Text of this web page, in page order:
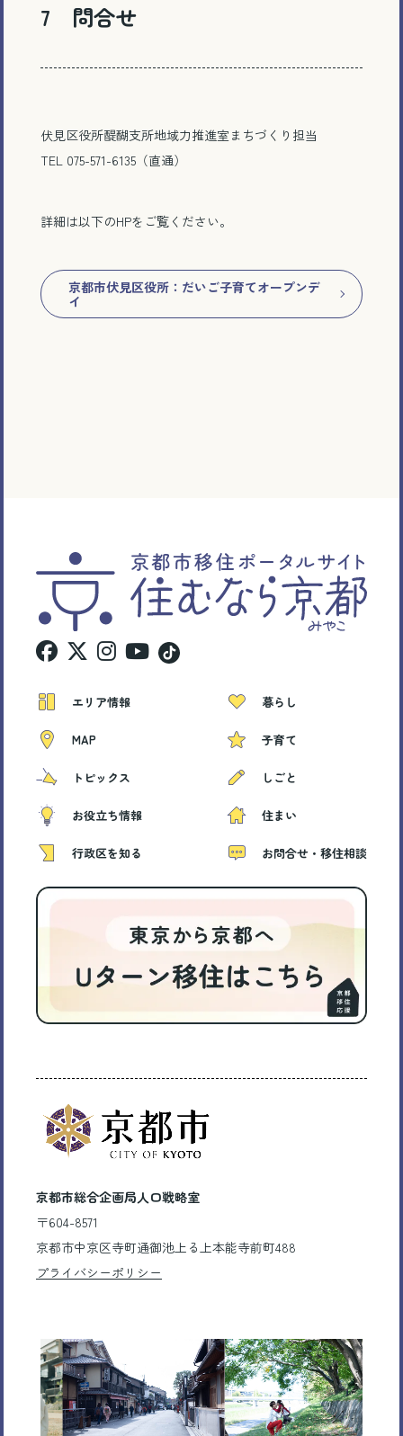
7 問合せ
伏見区役所醍醐支所地域力推進室まちづくり担当
TEL 075-571-6135（直通）
詳細は以下のHPをご覧ください。
京都市伏見区役所：だいご子育てオープンデ
イ
エリア情報
MAP
トピックス
お役立ち情報
行政区を知る
暮らし
子育て
しごと
住まい
お問合せ・移住相談
京都市総合企画局人口戦略室
〒604-8571
京都市中京区寺町通御池上る上本能寺前町488
プライバシーポリシー